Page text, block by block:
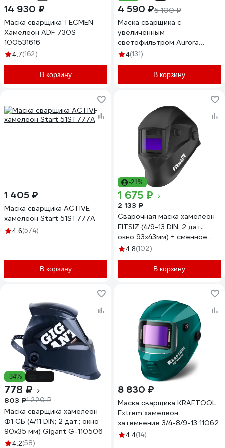
14 930 ₽
Маска сварщика TECMEN
Хамелеон ADF 730S
100531616
4.7(162)
В корзину
4 590 ₽5 100 ₽
Маска сварщика с
увеличенным
светофильтром Aurora
Хамелеон SUN7 TIG MASTER
4(131)
В корзину
1 405 ₽
Маска сварщика ACTIVE
хамелеон Start 51ST777A
4.6(574)
В корзину
-21%
1 675 ₽
2 133 ₽
Сварочная маска хамелеон
FITSIZ (4/9-13 DIN; 2 дат.;
окно 93x43мм) + сменное
стекло FSC-С610GL
4.8(102)
В корзину
-34%
778 ₽
803 ₽1 220 ₽
Маска сварщика хамелеон
Ф1 СБ (4/11 DIN; 2 дат.; окно
90х35 мм) Gigant G-110506
4.2(58)
8 830 ₽
Маска сварщика KRAFTOOL
Extrem хамелеон
затемнение 3/4-8/9-13 11062
4.4(14)